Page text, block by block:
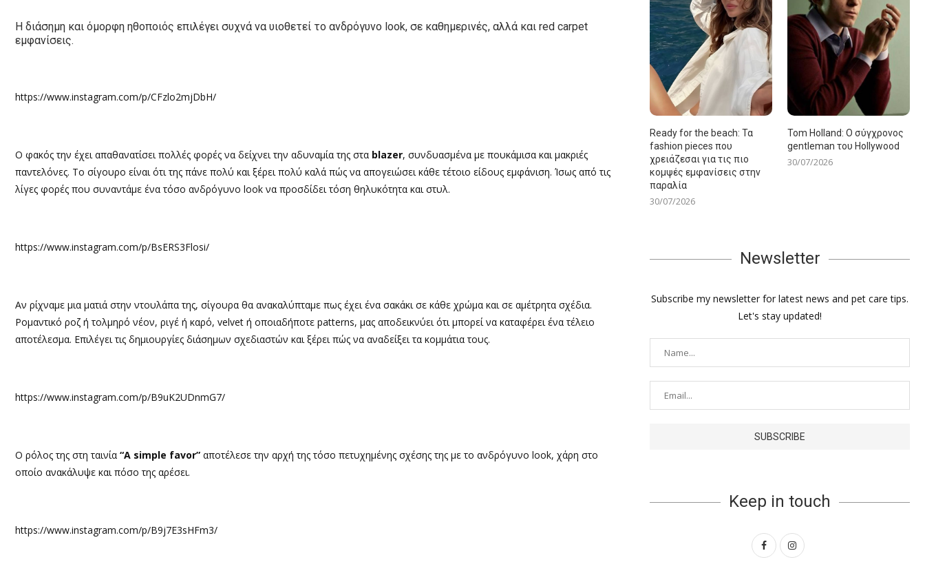
Η διάσημη και όμορφη ηθοποιός επιλέγει συχνά να υιοθετεί το ανδρόγυνο look, σε καθημερινές, αλλά και red carpet
εμφανίσεις.
https://www.instagram.com/p/CFzlo2mjDbH/
O φακός την έχει απαθανατίσει πολλές φορές να δείχνει την αδυναμία της στα blazer, συνδυασμένα με πουκάμισα και μακριές
παντελόνες. Το σίγουρο είναι ότι της πάνε πολύ και ξέρει πολύ καλά πώς να απογειώσει κάθε τέτοιο είδους εμφάνιση. Ίσως από τις
λίγες φορές που συναντάμε ένα τόσο ανδρόγυνο look να προσδίδει τόση θηλυκότητα και στυλ.
https://www.instagram.com/p/BsERS3Flosi/
Αν ρίχναμε μια ματιά στην ντουλάπα της, σίγουρα θα ανακαλύπταμε πως έχει ένα σακάκι σε κάθε χρώμα και σε αμέτρητα σχέδια.
Ρομαντικό ροζ ή τολμηρό νέον, ριγέ ή καρό, velvet ή οποιαδήποτε patterns, μας αποδεικνύει ότι μπορεί να καταφέρει ένα τέλειο
αποτέλεσμα. Επιλέγει τις δημιουργίες διάσημων σχεδιαστών και ξέρει πώς να αναδείξει τα κομμάτια τους.
https://www.instagram.com/p/B9uK2UDnmG7/
O ρόλος της στη ταινία “A simple favor” αποτέλεσε την αρχή της τόσο πετυχημένης σχέσης της με το ανδρόγυνο look, χάρη στο
οποίο ανακάλυψε και πόσο της αρέσει.
https://www.instagram.com/p/B9j7E3sHFm3/
Ready for the beach: Τα
fashion pieces που
χρειάζεσαι για τις πιο
κομψές εμφανίσεις στην
παραλία
30/07/2026
Tom Holland: Ο σύγχρονος
gentleman του Hollywood
30/07/2026
Newsletter
Subscribe my newsletter for latest news and pet care tips.
Let's stay updated!
Keep in touch